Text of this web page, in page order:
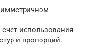
использования
и пропорций.